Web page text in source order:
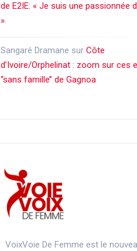
de E2IE: « Je suis une passionnée
»
Sangaré Dramane sur Côte
d’Ivoire/Orphelinat : zoom sur ces
‘‘sans famille’’ de Gagnoa
VoixVoie De Femme est le